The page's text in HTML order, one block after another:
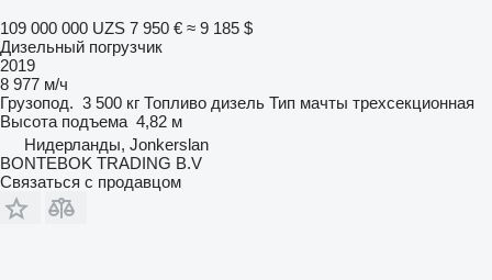
109 000 000 UZS 7 950 € ≈ 9 185 $
Дизельный погрузчик
2019
8 977 м/ч
Грузопод. 3 500 кг Топливо дизель Тип мачты трехсекционная
Высота подъема 4,82 м
Нидерланды, Jonkerslan
BONTEBOK TRADING B.V
Связаться с продавцом